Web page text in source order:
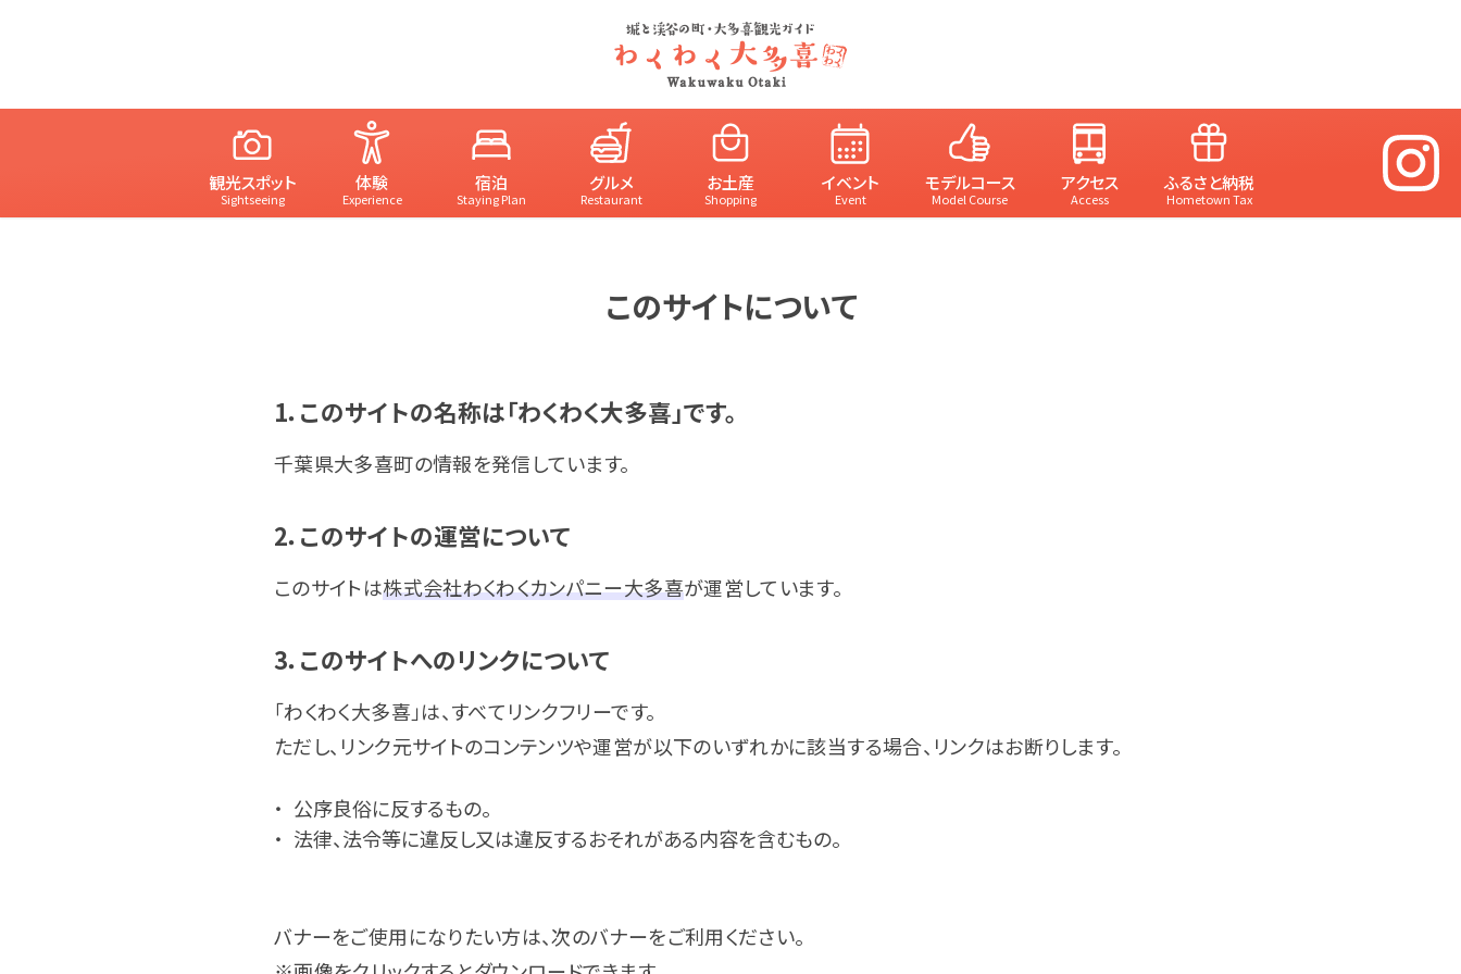
観光スポット
Sightseeing
体験
Experience
宿泊
Staying Plan
グルメ
Restaurant
お土産
Shopping
イベント
Event
モデルコース
Model Course
アクセス
Access
ふるさと納税
Hometown Tax
このサイトについて
1．このサイトの名称は「わくわく大多喜」です。
千葉県大多喜町の情報を発信しています。
2．このサイトの運営について
このサイトは株式会社わくわくカンパニー大多喜が運営しています。
3．このサイトへのリンクについて
「わくわく大多喜」は、すべてリンクフリーです。
ただし、リンク元サイトのコンテンツや運営が以下のいずれかに該当する場合、リンクはお断りします。
公序良俗に反するもの。
法律、法令等に違反し又は違反するおそれがある内容を含むもの。
バナーをご使用になりたい方は、次のバナーをご利用ください。